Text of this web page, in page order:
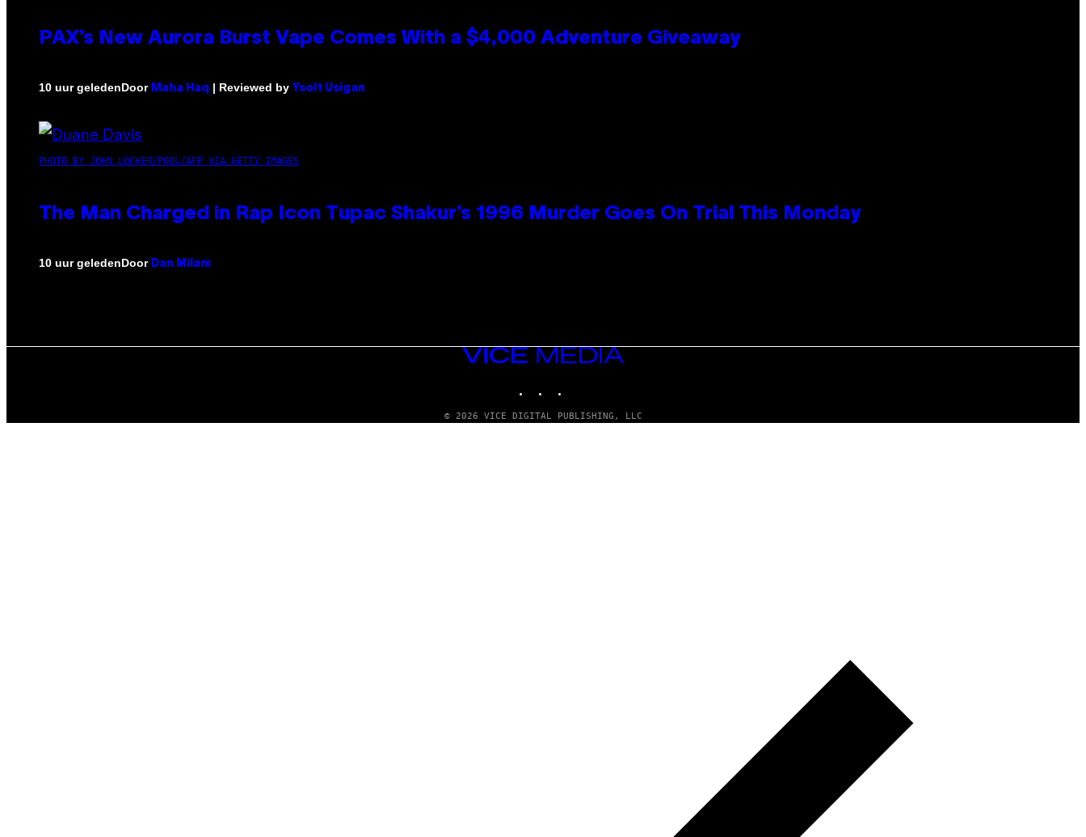
PAX’s New Aurora Burst Vape Comes With a $4,000 Adventure Giveaway
10 uur geledenDoor Maha Haq | Reviewed by Ysolt Usigan
PHOTO BY JOHN LOCHER/POOL/AFP VIA GETTY IMAGES
The Man Charged in Rap Icon Tupac Shakur’s 1996 Murder Goes On Trial This Monday
10 uur geledenDoor Dan Milam
VICE
MEDIA
© 2026 VICE DIGITAL PUBLISHING, LLC